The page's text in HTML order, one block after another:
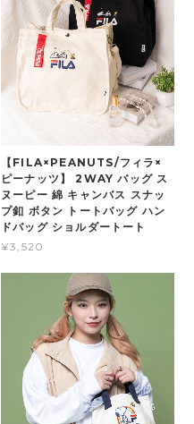
【FILA×PEANUTS/フィラ×
ピーナッツ】 2WAY バッグ ス
ヌーピー 綿 キャンバス スナッ
プ釦 ボタン トートバッグ ハン
ドバッグ ショルダートート
¥3,520